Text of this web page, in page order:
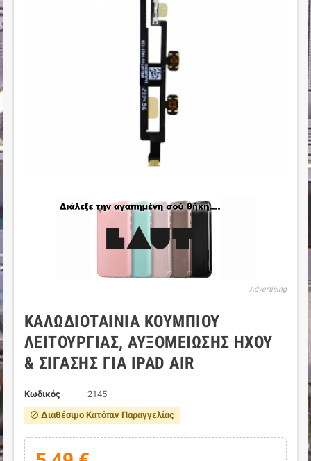
Advertising
ΚΑΛΩΔΙΟΤΑΙΝΊΑ ΚΟΥΜΠΙΟΎ
ΛΕΙΤΟΥΡΓΊΑΣ, ΑΥΞΟΜΕΊΩΣΗΣ ΉΧΟΥ
& ΣΊΓΑΣΗΣ ΓΙΑ IPAD AIR
Κωδικός 2145
block Διαθέσιμο Κατόπιν Παραγγελίας